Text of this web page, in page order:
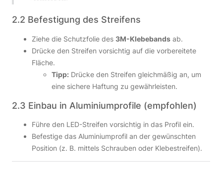
2.2 Befestigung des Streifens
Ziehe die Schutzfolie des 3M-Klebebands ab.
Drücke den Streifen vorsichtig auf die vorbereitete
Fläche.
Tipp: Drücke den Streifen gleichmäßig an, um
eine sichere Haftung zu gewährleisten.
2.3 Einbau in Aluminiumprofile (empfohlen)
Führe den LED-Streifen vorsichtig in das Profil ein.
Befestige das Aluminiumprofil an der gewünschten
Position (z. B. mittels Schrauben oder Klebestreifen).